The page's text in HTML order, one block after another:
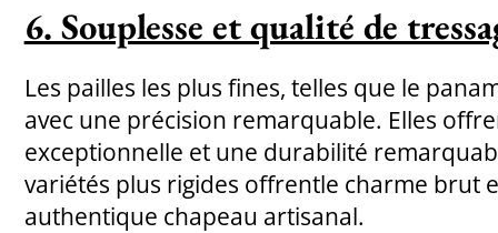
6. Souplesse et qualité de
Les pailles les plus fines, telles que le
avec une précision remarquable. Elles
exceptionnelle et une durabilité
variétés plus rigides offrentle charme brut
authentique chapeau artisanal.